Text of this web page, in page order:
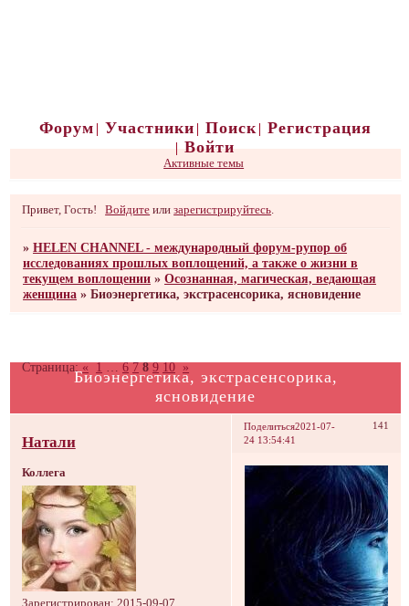
Форум Участники Поиск
Регистрация
Войти
Активные темы
Привет, Гость! Войдите илизарегистрируйтесь
»HELEN CHANNEL - международный форум-рупор об
исследованиях прошлых воплощений, а также о жизни в
текущем воплощении »Осознанная, магическая, ведающая
женщина »Биоэнергетика, экстрасенсорика, ясновидение
Биоэнергетика, экстрасенсорика,
ясновидение
Страница:« 1 … 6 7 8 9 10 »
Поделиться 141
2021-07-
24 13:54:41
Натали
Коллега
Зарегистрирован: 2015-09-07